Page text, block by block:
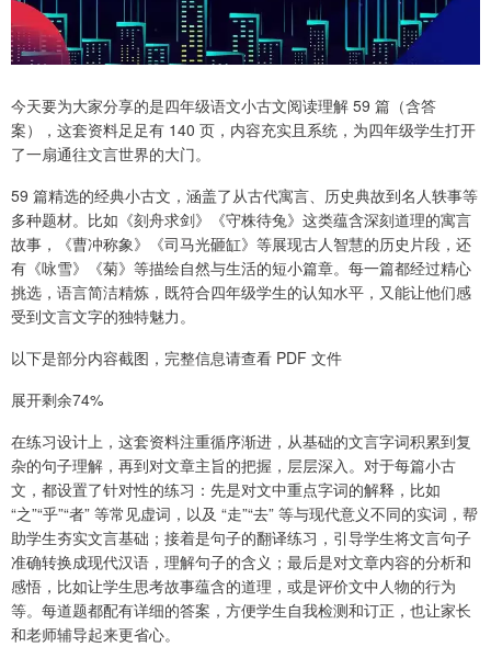
今天要为大家分享的是四年级语文小古文阅读理解 59 篇（含答
案），这套资料足足有 140 页，内容充实且系统，为四年级学生打开
了一扇通往文言世界的大门。
59 篇精选的经典小古文，涵盖了从古代寓言、历史典故到名人轶事等
多种题材。比如《刻舟求剑》《守株待兔》这类蕴含深刻道理的寓言
故事，《曹冲称象》《司马光砸缸》等展现古人智慧的历史片段，还
有《咏雪》《菊》等描绘自然与生活的短小篇章。每一篇都经过精心
挑选，语言简洁精炼，既符合四年级学生的认知水平，又能让他们感
受到文言文字的独特魅力。
以下是部分内容截图，完整信息请查看 PDF 文件
展开剩余74%
在练习设计上，这套资料注重循序渐进，从基础的文言字词积累到复
杂的句子理解，再到对文章主旨的把握，层层深入。对于每篇小古
文，都设置了针对性的练习：先是对文中重点字词的解释，比如
“之”“乎”“者” 等常见虚词，以及 “走”“去” 等与现代意义不同的实词，帮
助学生夯实文言基础；接着是句子的翻译练习，引导学生将文言句子
准确转换成现代汉语，理解句子的含义；最后是对文章内容的分析和
感悟，比如让学生思考故事蕴含的道理，或是评价文中人物的行为
等。每道题都配有详细的答案，方便学生自我检测和订正，也让家长
和老师辅导起来更省心。